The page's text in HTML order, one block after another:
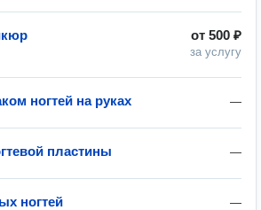
от 500 ₽
за услугу
—
ногтей на руках
—
пластины
—
ногтей